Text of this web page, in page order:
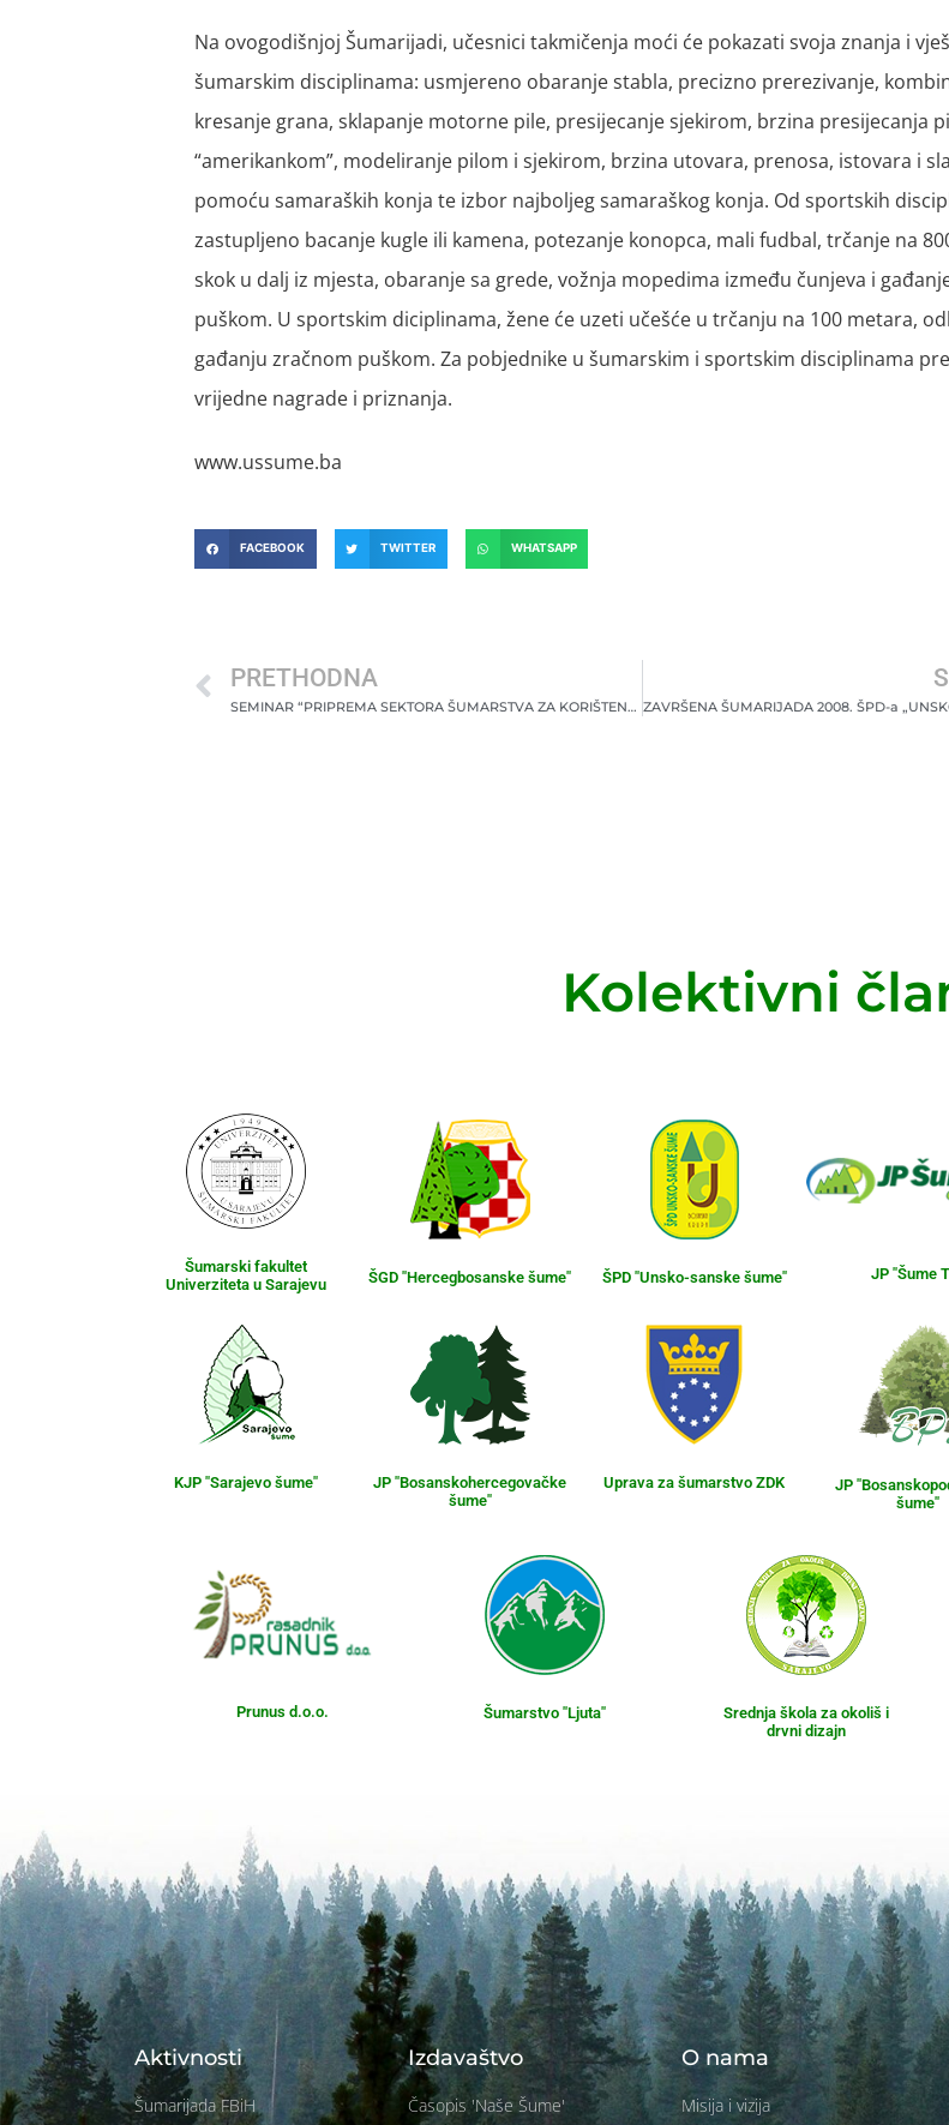
Na ovogodišnjoj Šumarijadi, učesnici takmičenja moći će pokazati svoja znanja i
šumarskim disciplinama: usmjereno obaranje stabla, precizno prerezivanje,
kresanje grana, sklapanje motorne pile, presijecanje sjekirom, brzina presijecanja
“amerikankom”, modeliranje pilom i sjekirom, brzina utovara, prenosa, istovara i
pomoću samaraških konja te izbor najboljeg samaraškog konja. Od sportskih
zastupljeno bacanje kugle ili kamena, potezanje konopca, mali fudbal, trčanje na
skok u dalj iz mjesta, obaranje sa grede, vožnja mopedima između čunjeva i
puškom. U sportskim diciplinama, žene će uzeti učešće u trčanju na 100 metara,
gađanju zračnom puškom. Za pobjednike u šumarskim i sportskim disciplinama
vrijedne nagrade i priznanja.
www.ussume.ba
FACEBOOK TWITTER WHATSAPP
PRETHODNA
SEMINAR “PRIPREMA SEKTORA ŠUMARSTVA ZA KORIŠTENJE FONDOVA EU”
Kolektivni
Šumarski fakultet
Univerziteta u Sarajevu
ŠGD "Hercegbosanske šume" ŠPD "Unsko-sanske šume" JP "Šume
KJP "Sarajevo šume"
JP "Bosanskohercegovačke
šume"
Uprava za šumarstvo ZDK
JP
šume"
Prunus d.o.o. Šumarstvo "Ljuta"
Srednja škola za okoliš i
drvni dizajn
Aktivnosti
Šumarijada FBiH
Izdavaštvo
Časopis 'Naše Šume'
O nama
Misija i vizija